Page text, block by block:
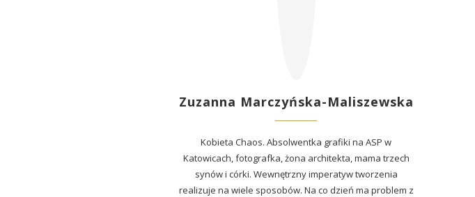
Zuzanna Marczyńska-Maliszewska
Kobieta Chaos. Absolwentka grafiki na ASP w
Katowicach, fotografka, żona architekta, mama trzech
synów i córki. Wewnętrzny imperatyw tworzenia
realizuje na wiele sposobów. Na co dzień ma problem z